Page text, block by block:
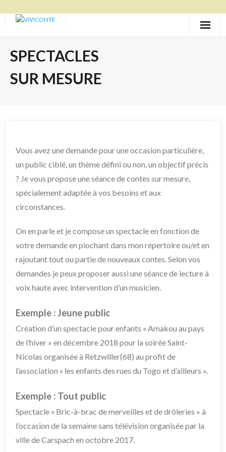
SPECTACLES
SUR MESURE
Vous avez une demande pour une occasion particulière,
un public ciblé, un thème défini ou non, un objectif précis
? Je vous propose une séance de contes sur mesure,
spécialement adaptée à vos besoins et aux
circonstances.
On en parle et je compose un spectacle en fonction de
votre demande en piochant dans mon répertoire ou/et en
rajoutant tout ou partie de nouveaux contes. Selon vos
demandes je peux proposer aussi une séance de lecture à
voix haute avec intervention d’un musicien.
Exemple : Jeune public
Création d’un spectacle pour enfants « Amakou au pays
de l’hiver » en décembre 2018 pour la soirée Saint-
Nicolas organisée à Retzwiller(68) au profit de
l’association « les enfants des rues du Togo et d’ailleurs ».
Exemple : Tout public
Spectacle « Bric-à-brac de merveilles et de drôleries » à
l’occasion de la semaine sans télévision organisée par la
ville de Carspach en octobre 2017.